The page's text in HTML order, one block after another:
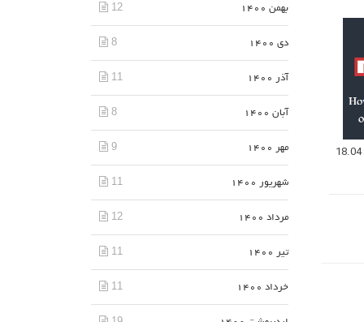
بهمن 1400 12
دی 1400 8
آذر 1400 11
آبان 1400 8
مهر 1400 9
شهریور 1400 11
مرداد 1400 12
تیر 1400 11
خرداد 1400 11